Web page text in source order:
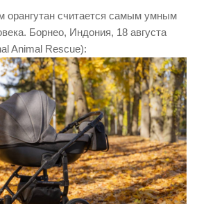
орангутан считается самым умным
Борнео, Индония, 18 августа
Animal Rescue):